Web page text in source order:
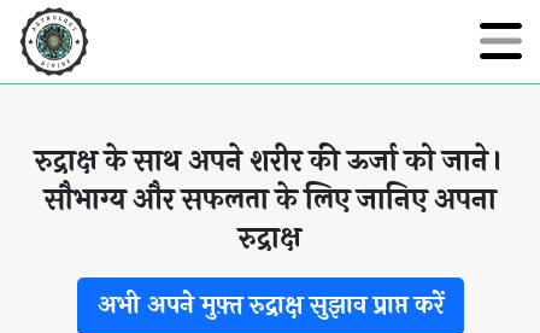
रुद्राक्ष के साथ अपने शरीर की ऊर्जा को जाने।
सौभाग्य और सफलता के लिए जानिए अपना
रुद्राक्ष
अभी अपने मुफ़्त रुद्राक्ष सुझाव प्राप्त करें